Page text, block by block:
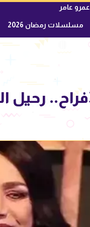
عمرو عامر
مسلسلات رمضان 2026
رحيل